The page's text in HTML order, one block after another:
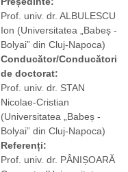
Prof. univ. dr. ALBULESCU
Ion (Universitatea „Babeș -
Bolyai” din Cluj-Napoca)
Conducător/Conducători
de doctorat:
Prof. univ. dr. STAN
Nicolae-Cristian
(Universitatea „Babeș -
Bolyai” din Cluj-Napoca)
Referenți:
Prof. univ. dr. PÂNIȘOARĂ